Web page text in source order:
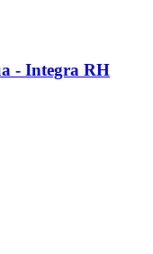
- Integra RH